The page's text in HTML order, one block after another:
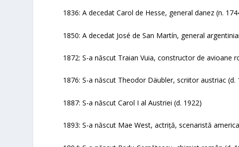
1836: A decedat Carol de Hesse, general danez (n.
1850: A decedat José de San Martín, general
1872: S-a născut Traian Vuia, constructor de avioane
1876: S-a născut Theodor Däubler, scriitor austriac (d.
1887: S-a născut Carol I al Austriei (d. 1922)
1893: S-a născut Mae West, actriță, scenaristă